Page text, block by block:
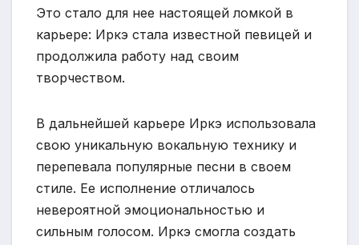
Это стало для нее настоящей ломкой в
карьере: Иркэ стала известной певицей и
продолжила работу над своим
творчеством.
В дальнейшей карьере Иркэ использовала
свою уникальную вокальную технику и
перепевала популярные песни в своем
стиле. Ее исполнение отличалось
невероятной эмоциональностью и
сильным голосом. Иркэ смогла создать